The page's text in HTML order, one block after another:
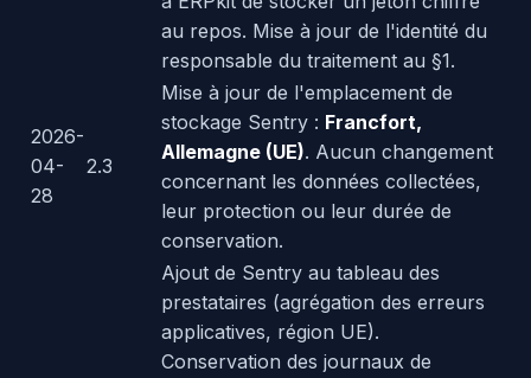
au repos. Mise à jour de l'identité du
responsable du traitement au §1.
2026-
04-
28
2.3
Mise à jour de l'emplacement de
stockage Sentry : Francfort,
Allemagne (UE). Aucun changement
concernant les données collectées,
leur protection ou leur durée de
conservation.
Ajout de Sentry au tableau des
prestataires (agrégation des erreurs
applicatives, région UE).
Conservation des journaux de